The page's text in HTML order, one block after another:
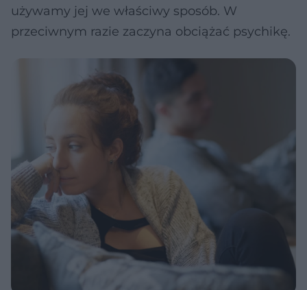
używamy jej we właściwy sposób. W
przeciwnym razie zaczyna obciążać psychikę.